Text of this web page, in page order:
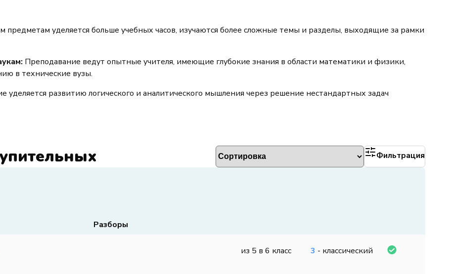
предметам уделяется больше учебных часов, изучаются более сложные темы и разделы, выходящие за рамки
Преподавание ведут опытные учителя, имеющие глубокие знания в области математики и физики,
в технические вузы.
уделяется развитию логического и аналитического мышления через решение нестандартных задач
Фильтрация
Разборы
из 5 в 6 класс 3 - классический